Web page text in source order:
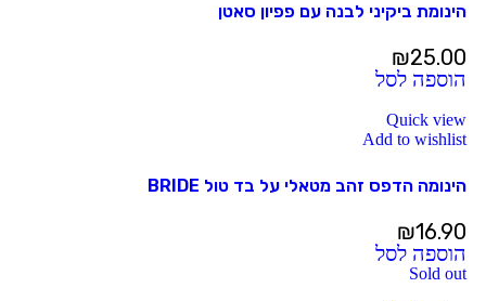
הינומת ביקיני לבנה עם פפיון סאטן
₪25.00
הוספה לסל
Quick view
Add to wishlist
הינומה הדפס זהב מטאלי על בד טול BRIDE
₪16.90
הוספה לסל
Sold out